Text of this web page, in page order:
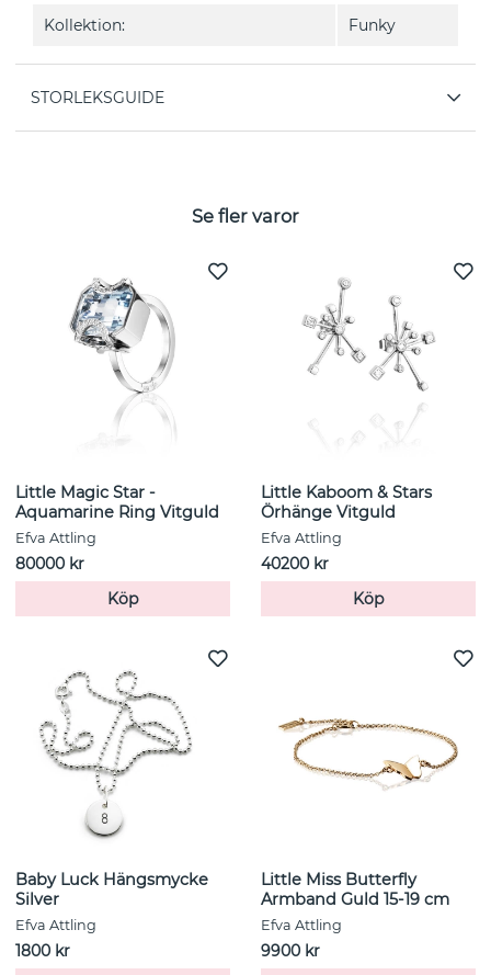
Kollektion: Funky
STORLEKSGUIDE
Se fler varor
Little Magic Star -
Aquamarine Ring Vitguld
Efva Attling
80000 kr
Köp
Little Kaboom & Stars
Örhänge Vitguld
Efva Attling
40200 kr
Köp
Baby Luck Hängsmycke
Silver
Efva Attling
1800 kr
Little Miss Butterfly
Armband Guld 15-19 cm
Efva Attling
9900 kr